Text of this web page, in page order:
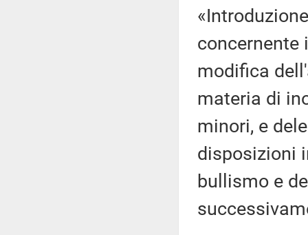
concernente
modifica
materia di
minori, e
disposizioni
bullismo e